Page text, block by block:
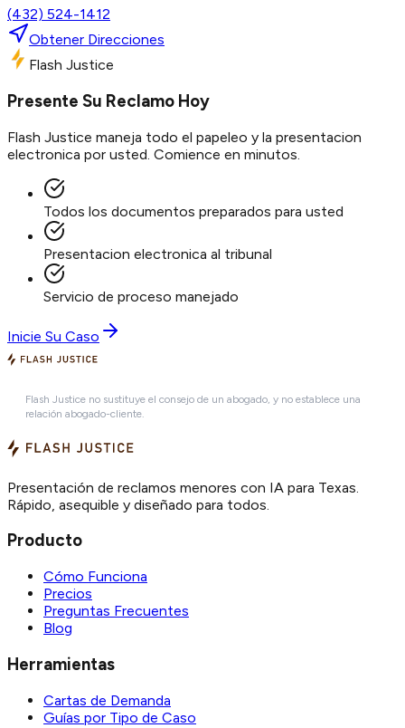
(432) 524-1412
Obtener Direcciones
Flash Justice
Presente Su Reclamo Hoy
Flash Justice maneja todo el papeleo y la presentacion
electronica por usted. Comience en minutos.
Todos los documentos preparados para usted
Presentacion electronica al tribunal
Servicio de proceso manejado
Inicie Su Caso
Flash Justice no sustituye el consejo de un abogado, y no establece una
relación abogado-cliente.
Presentación de reclamos menores con IA para Texas.
Rápido, asequible y diseñado para todos.
Producto
Cómo Funciona
Precios
Preguntas Frecuentes
Blog
Herramientas
Cartas de Demanda
Guías por Tipo de Caso